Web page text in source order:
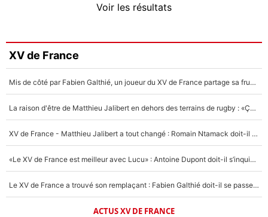
Faris Moumbagna
4%
Un autre joueur
5%
Voir les résultats
XV de France
Mis de côté par Fabien Galthié, un joueur du XV de France partage sa frustration : «ils ne me l’ont pas dit tout de suite»
La raison d'être de Matthieu Jalibert en dehors des terrains de rugby : «Ça m'atteint autant que si tu touches à un membre de ma famille»
XV de France - Matthieu Jalibert a tout changé : Romain Ntamack doit-il s’inquiéter pour sa place à un an de la Coupe du monde ?
«Le XV de France est meilleur avec Lucu» : Antoine Dupont doit-il s’inquiéter pour sa place ?
Le XV de France a trouvé son remplaçant : Fabien Galthié doit-il se passer d'Antoine Dupont ?
ACTUS XV DE FRANCE